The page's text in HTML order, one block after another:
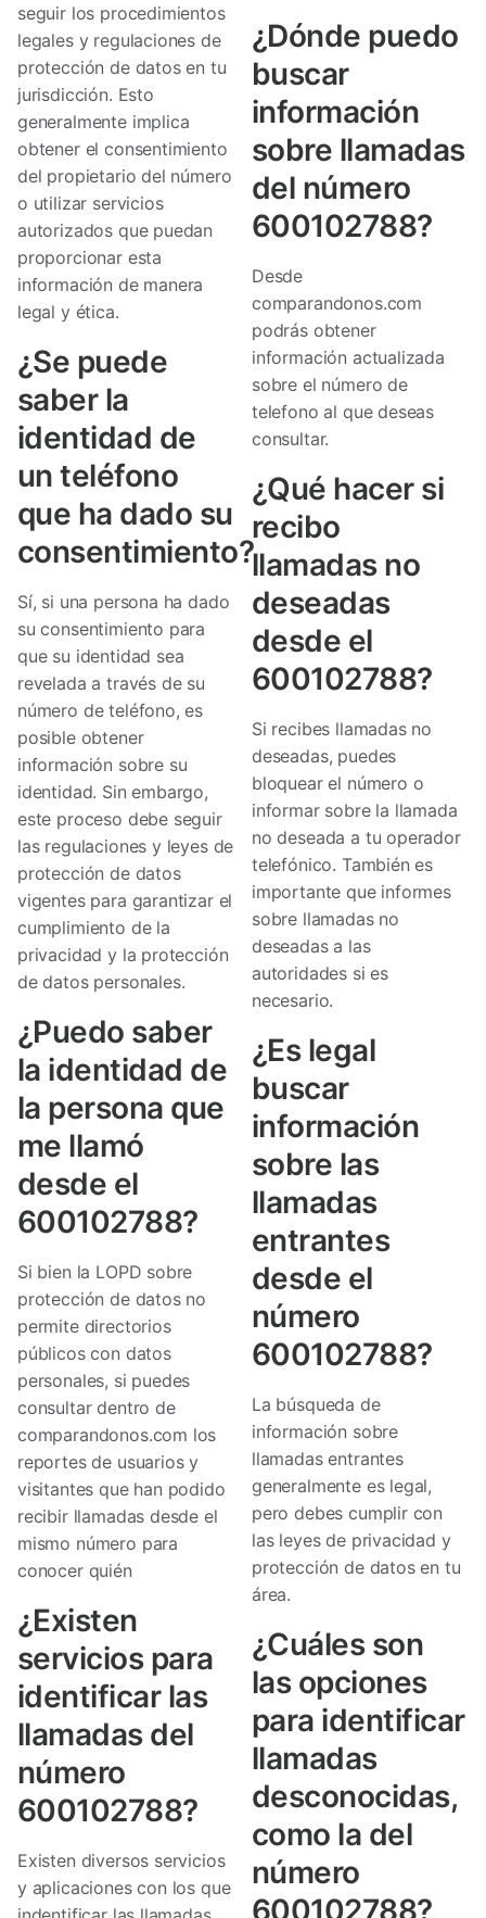
seguir los procedimientos
legales y regulaciones de
protección de datos en tu
jurisdicción. Esto
generalmente implica
obtener el consentimiento
del propietario del número
o utilizar servicios
autorizados que puedan
proporcionar esta
información de manera
legal y ética.
¿Se puede
saber la
identidad de
un teléfono
que ha dado su
consentimiento?
Sí, si una persona ha dado
su consentimiento para
que su identidad sea
revelada a través de su
número de teléfono, es
posible obtener
información sobre su
identidad. Sin embargo,
este proceso debe seguir
las regulaciones y leyes de
protección de datos
vigentes para garantizar el
cumplimiento de la
privacidad y la protección
de datos personales.
¿Puedo saber
la identidad de
la persona que
me llamó
desde el
600102788?
Si bien la LOPD sobre
protección de datos no
permite directorios
públicos con datos
personales, si puedes
consultar dentro de
comparandonos.com los
reportes de usuarios y
visitantes que han podido
recibir llamadas desde el
mismo número para
conocer quién
¿Existen
servicios para
identificar las
llamadas del
número
600102788?
Existen diversos servicios
y aplicaciones con los que
¿Dónde puedo
buscar
información
sobre llamadas
del número
600102788?
Desde
comparandonos.com
podrás obtener
información actualizada
sobre el número de
telefono al que deseas
consultar.
¿Qué hacer si
recibo
llamadas no
deseadas
desde el
600102788?
Si recibes llamadas no
deseadas, puedes
bloquear el número o
informar sobre la llamada
no deseada a tu operador
telefónico. También es
importante que informes
sobre llamadas no
deseadas a las
autoridades si es
necesario.
¿Es legal
buscar
información
sobre las
llamadas
entrantes
desde el
número
600102788?
La búsqueda de
información sobre
llamadas entrantes
generalmente es legal,
pero debes cumplir con
las leyes de privacidad y
protección de datos en tu
área.
¿Cuáles son
las opciones
para identificar
llamadas
desconocidas,
como la del
número
600102788?